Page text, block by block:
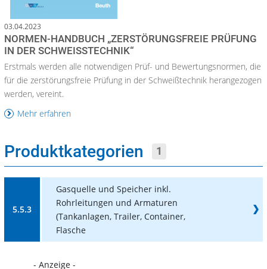
03.04.2023
NORMEN-HANDBUCH „ZERSTÖRUNGSFREIE PRÜFUNG
IN DER SCHWEISSTECHNIK“
Erstmals werden alle notwendigen Prüf- und Bewertungsnormen, die
für die zerstörungsfreie Prüfung in der Schweißtechnik herangezogen
werden, vereint.
Mehr erfahren
Produktkategorien 1
5.5.3
Gasquelle und Speicher inkl.
Rohrleitungen und Armaturen
(Tankanlagen, Trailer, Container,
Flasche
- Anzeige -